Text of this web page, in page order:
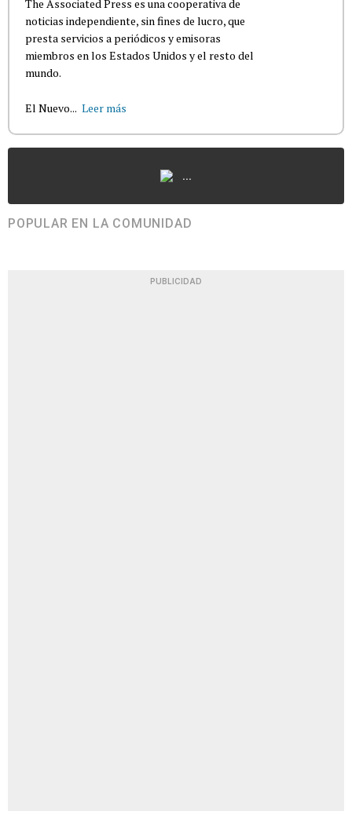
The Associated Press es una cooperativa de
noticias independiente, sin fines de lucro, que
presta servicios a periódicos y emisoras
miembros en los Estados Unidos y el resto del
mundo.
El Nuevo... Leer más
...
POPULAR EN LA COMUNIDAD
PUBLICIDAD